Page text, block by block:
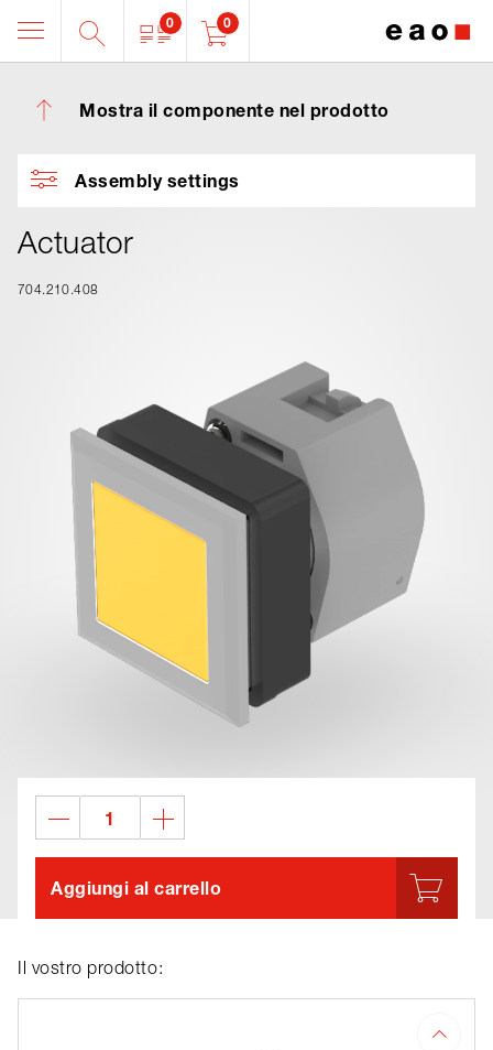
0 0
Mostra il componente nel prodotto
Assembly settings
Actuator
704.210.408
Aggiungi al carrello
Il vostro prodotto: